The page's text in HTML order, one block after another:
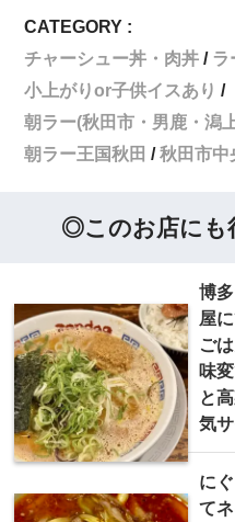
CATEGORY :
チャーシュー丼・肉丼
ラ
小上がりor子供イスあり
朝ラー(秋田市・男鹿・潟
朝ラー王国秋田
秋田市中
◎このお店にも
博
屋
ご
味
と
気
に
て